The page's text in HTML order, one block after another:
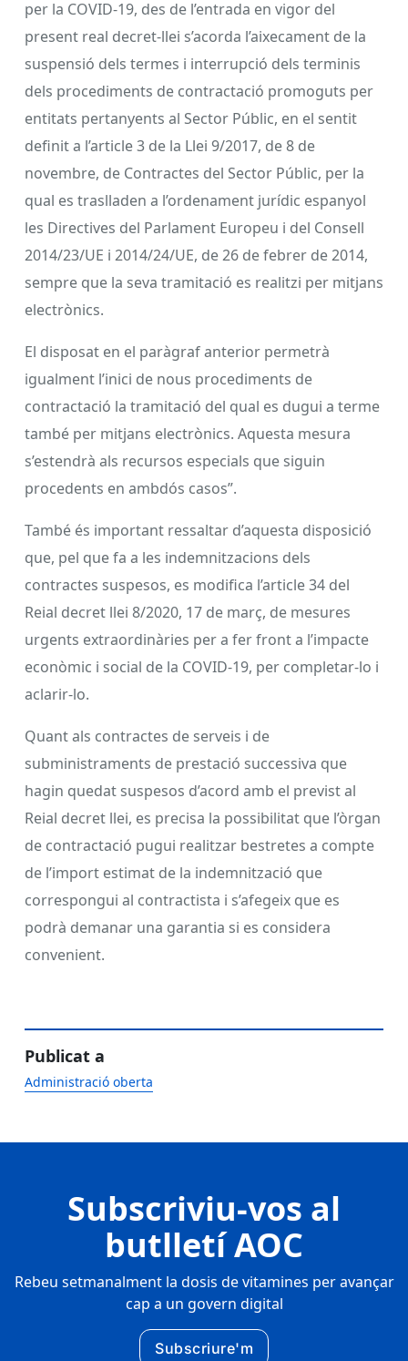
per la COVID-19, des de l’entrada en vigor del
present real decret-llei s’acorda l’aixecament de la
suspensió dels termes i interrupció dels terminis
dels procediments de contractació promoguts per
entitats pertanyents al Sector Públic, en el sentit
definit a l’article 3 de la Llei 9/2017, de 8 de
novembre, de Contractes del Sector Públic, per la
qual es traslladen a l’ordenament jurídic espanyol
les Directives del Parlament Europeu i del Consell
2014/23/UE i 2014/24/UE, de 26 de febrer de 2014,
sempre que la seva tramitació es realitzi per mitjans
electrònics.
El disposat en el paràgraf anterior permetrà
igualment l’inici de nous procediments de
contractació la tramitació del qual es dugui a terme
també per mitjans electrònics. Aquesta mesura
s’estendrà als recursos especials que siguin
procedents en ambdós casos”.
També és important ressaltar d’aquesta disposició
que, pel que fa a les indemnitzacions dels
contractes suspesos, es modifica l’article 34 del
Reial decret llei 8/2020, 17 de març, de mesures
urgents extraordinàries per a fer front a l’impacte
econòmic i social de la COVID-19, per completar-lo i
aclarir-lo.
Quant als contractes de serveis i de
subministraments de prestació successiva que
hagin quedat suspesos d’acord amb el previst al
Reial decret llei, es precisa la possibilitat que l’òrgan
de contractació pugui realitzar bestretes a compte
de l’import estimat de la indemnització que
correspongui al contractista i s’afegeix que es
podrà demanar una garantia si es considera
convenient.
Publicat a
Administració oberta
Subscriviu-vos al
butlletí AOC
Rebeu setmanalment la dosis de vitamines per avançar
cap a un govern digital
Subscriure'm